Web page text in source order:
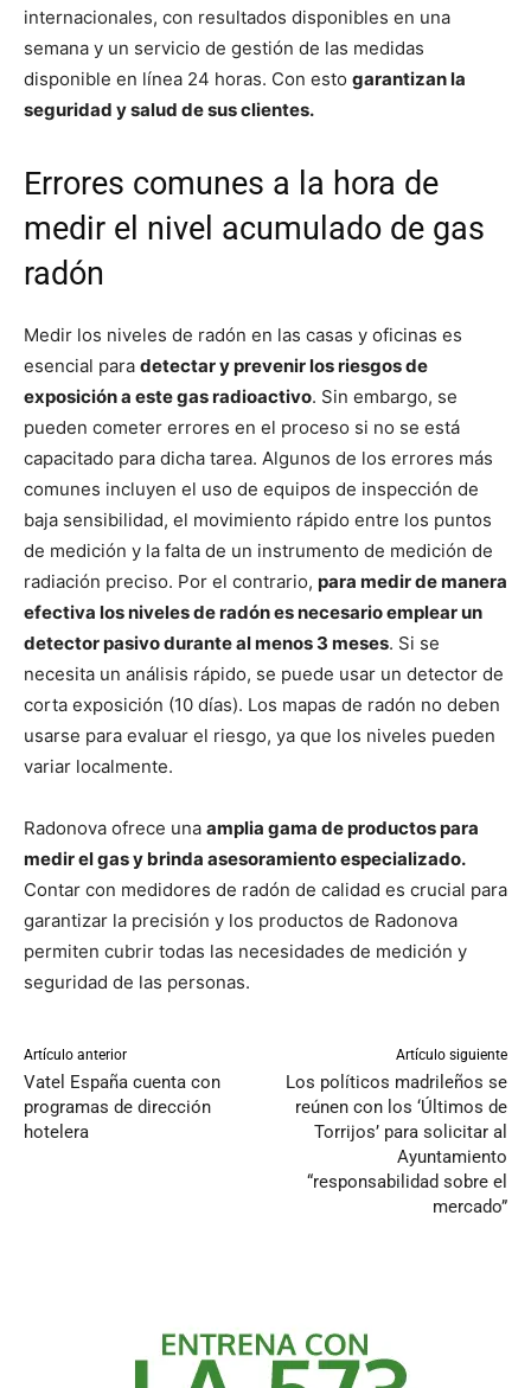
internacionales, con resultados disponibles en una
semana y un servicio de gestión de las medidas
disponible en línea 24 horas. Con esto garantizan la
seguridad y salud de sus clientes.
Errores comunes a la hora de
medir el nivel acumulado de gas
radón
Medir los niveles de radón en las casas y oficinas es
esencial para detectar y prevenir los riesgos de
exposición a este gas radioactivo. Sin embargo, se
pueden cometer errores en el proceso si no se está
capacitado para dicha tarea. Algunos de los errores más
comunes incluyen el uso de equipos de inspección de
baja sensibilidad, el movimiento rápido entre los puntos
de medición y la falta de un instrumento de medición de
radiación preciso. Por el contrario, para medir de manera
efectiva los niveles de radón es necesario emplear un
detector pasivo durante al menos 3 meses. Si se
necesita un análisis rápido, se puede usar un detector de
corta exposición (10 días). Los mapas de radón no deben
usarse para evaluar el riesgo, ya que los niveles pueden
variar localmente.
Radonova ofrece una amplia gama de productos para
medir el gas y brinda asesoramiento especializado.
Contar con medidores de radón de calidad es crucial para
garantizar la precisión y los productos de Radonova
permiten cubrir todas las necesidades de medición y
seguridad de las personas.
Artículo anterior
Vatel España cuenta con
programas de dirección
hotelera
Artículo siguiente
Los políticos madrileños se
reúnen con los ‘Últimos de
Torrijos’ para solicitar al
Ayuntamiento
“responsabilidad sobre el
mercado”